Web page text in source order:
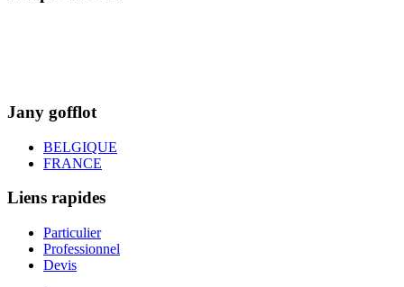
Jany gofflot
BELGIQUE
FRANCE
Liens rapides
Particulier
Professionnel
Devis